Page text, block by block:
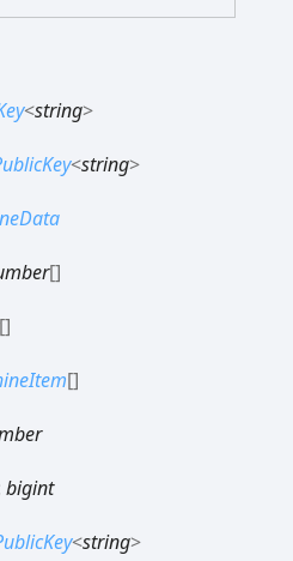
<string>
<string>
[]
[]
[]
bigint
<string>